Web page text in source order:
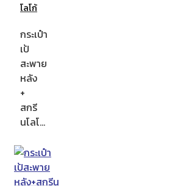
โลโก้
กระเป๋า
เป้
สะพาย
หลัง
+
สกรี
นโลโ…